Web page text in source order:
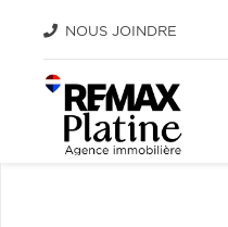
NOUS JOINDRE